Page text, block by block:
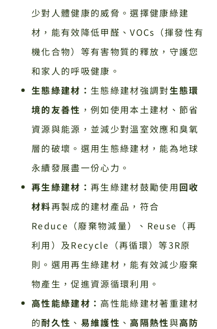
少對人體健康的威脅。選擇健康綠建
材，能有效降低甲醛、VOCs（揮發性有
機化合物）等有害物質的釋放，守護您
和家人的呼吸健康。
生態綠建材： 生態綠建材強調對生態環
境的友善性 ，例如使用本土建材、節省
資源與能源，並減少對溫室效應和臭氧
層的破壞。選用生態綠建材，能為地球
永續發展盡一份心力。
再生綠建材：再生綠建材鼓勵使用回收
材料再製成的建材產品，符合
Reduce（廢棄物減量）、Reuse（再
利用）及Recycle（再循環）等3R原
則。選用再生綠建材，能有效減少廢棄
物產生，促進資源循環利用。
高性能綠建材： 高性能綠建材著重建材
的耐久性 、 易維護性 、 高隔熱性與高防